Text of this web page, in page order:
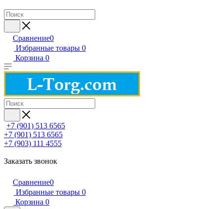
Сравнение0
Избранные товары 0
Корзина 0
+7 (901) 513 6565
+7 (901) 513 6565
+7 (903) 111 4555
Заказать звонок
Сравнение0
Избранные товары 0
Корзина 0